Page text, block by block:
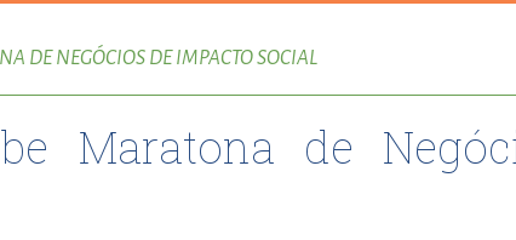
DE NEGÓCIOS DE IMPACTO SOCIAL
TODOS
Maratona de